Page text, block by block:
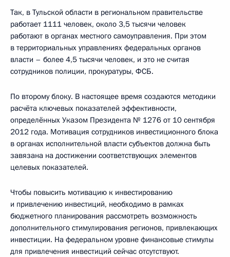
Так, в Тульской области в региональном правительстве
работает 1111 человек, около 3,5 тысячи человек
работают в органах местного самоуправления. При этом
в территориальных управлениях федеральных органов
власти – более 4,5 тысячи человек, и это не считая
сотрудников полиции, прокуратуры, ФСБ.
По второму блоку. В настоящее время создаются методики
расчёта ключевых показателей эффективности,
определённых Указом Президента № 1276 от 10 сентября
2012 года. Мотивация сотрудников инвестиционного блока
в органах исполнительной власти субъектов должна быть
завязана на достижении соответствующих элементов
целевых показателей.
Чтобы повысить мотивацию к инвестированию
и привлечению инвестиций, необходимо в рамках
бюджетного планирования рассмотреть возможность
дополнительного стимулирования регионов, привлекающих
инвестиции. На федеральном уровне финансовые стимулы
для привлечения инвестиций сейчас отсутствуют.